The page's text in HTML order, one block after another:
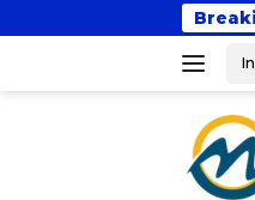
ke
Fenomena “Kabur